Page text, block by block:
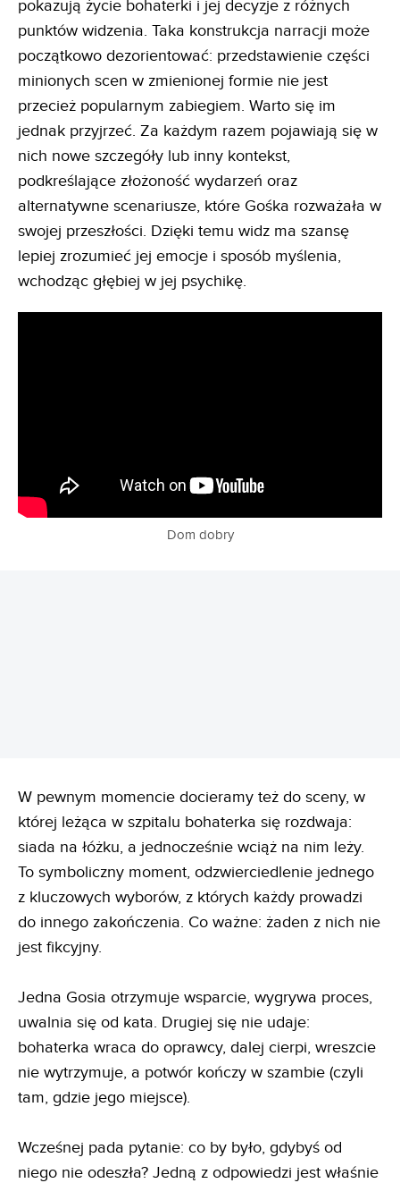
pokazują życie bohaterki i jej decyzje z różnych
punktów widzenia. Taka konstrukcja narracji może
początkowo dezorientować: przedstawienie części
minionych scen w zmienionej formie nie jest
przecież popularnym zabiegiem. Warto się im
jednak przyjrzeć. Za każdym razem pojawiają się w
nich nowe szczegóły lub inny kontekst,
podkreślające złożoność wydarzeń oraz
alternatywne scenariusze, które Gośka rozważała w
swojej przeszłości. Dzięki temu widz ma szansę
lepiej zrozumieć jej emocje i sposób myślenia,
wchodząc głębiej w jej psychikę.
Dom dobry
W pewnym momencie docieramy też do sceny, w
której leżąca w szpitalu bohaterka się rozdwaja:
siada na łóżku, a jednocześnie wciąż na nim leży.
To symboliczny moment, odzwierciedlenie jednego
z kluczowych wyborów, z których każdy prowadzi
do innego zakończenia. Co ważne: żaden z nich nie
jest fikcyjny.
Jedna Gosia otrzymuje wsparcie, wygrywa proces,
uwalnia się od kata. Drugiej się nie udaje:
bohaterka wraca do oprawcy, dalej cierpi, wreszcie
nie wytrzymuje, a potwór kończy w szambie (czyli
tam, gdzie jego miejsce).
Wcześnej pada pytanie: co by było, gdybyś od
niego nie odeszła? Jedną z odpowiedzi jest właśnie